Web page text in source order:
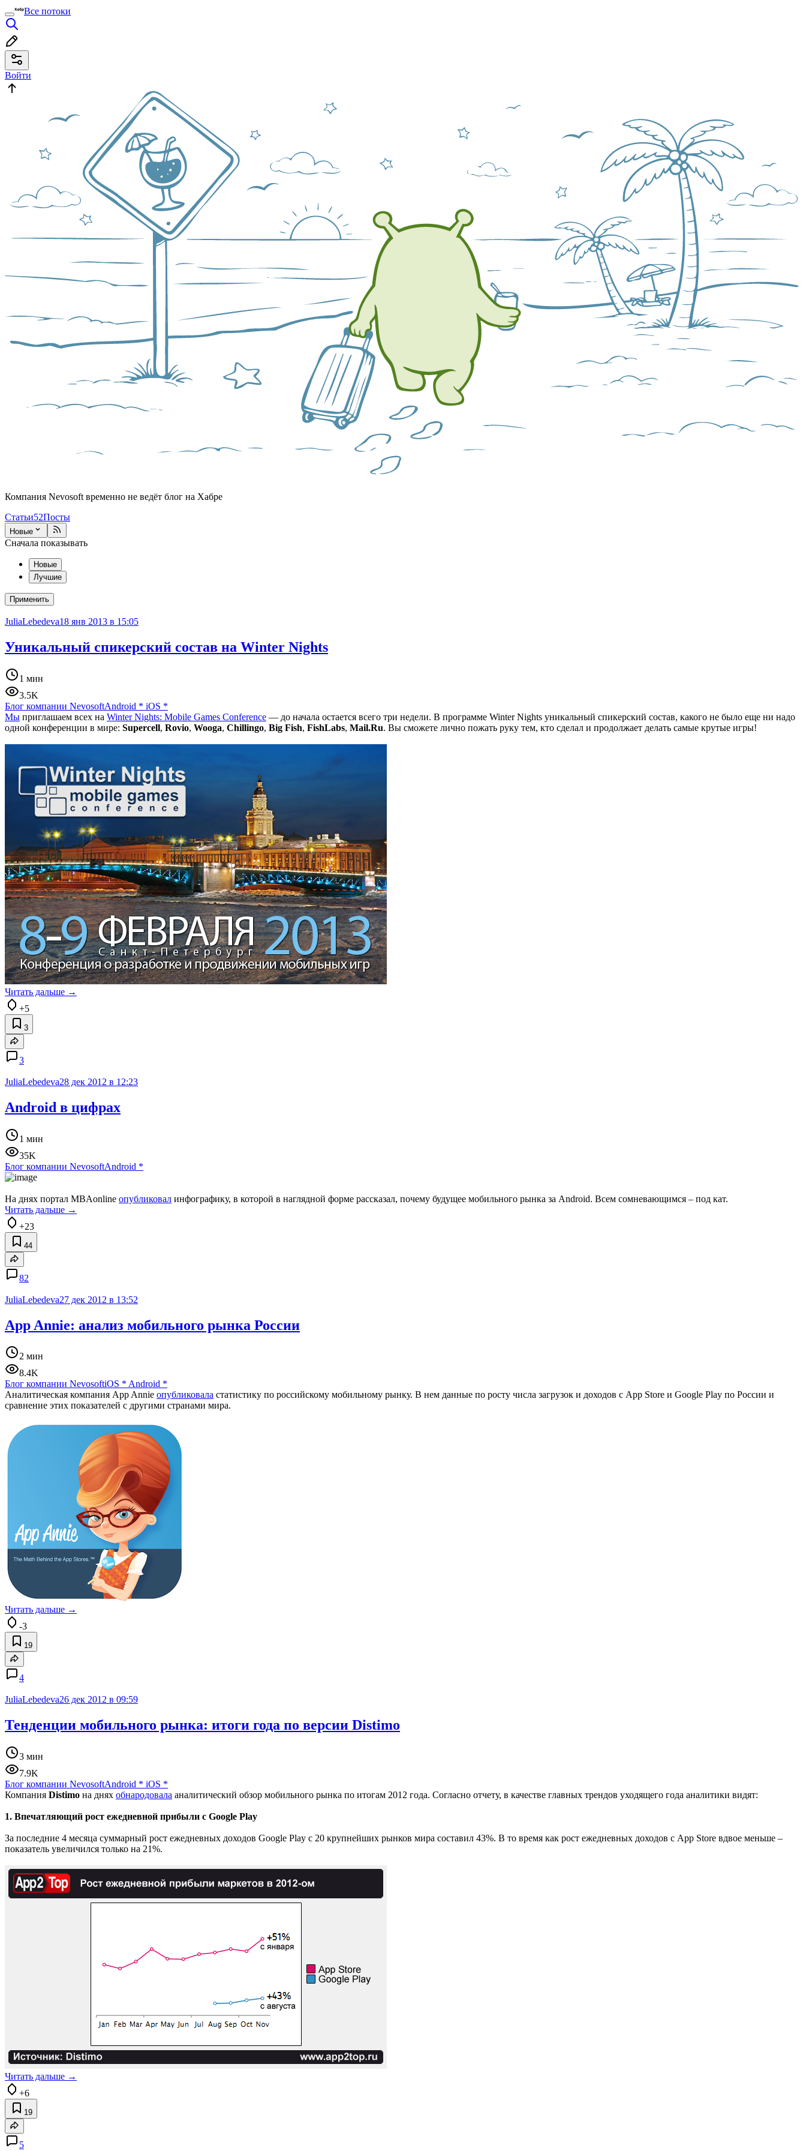
Все потоки
Войти
Компания Nevosoft временно не ведёт блог на Хабре
Статьи52Посты
Новые
Сначала показывать
Новые
Лучшие
Применить
JuliaLebedeva18 янв 2013 в 15:05
Уникальный спикерский состав на Winter Nights
1 мин
3.5K
Блог компании NevosoftAndroid * iOS *
Мы приглашаем всех на Winter Nights: Mobile Games Conference — до начала остается всего три недели. В программе Winter Nights уникальный спикерский состав, какого не было еще ни надо
одной конференции в мире: Supercell, Rovio, Wooga, Chillingo, Big Fish, FishLabs, Mail.Ru. Вы сможете лично пожать руку тем, кто сделал и продолжает делать самые крутые игры!
Читать дальше →
+5
3
3
JuliaLebedeva28 дек 2012 в 12:23
Android в цифрах
1 мин
35K
Блог компании NevosoftAndroid *
На днях портал MBAonline опубликовал инфографику, в которой в наглядной форме рассказал, почему будущее мобильного рынка за Android. Всем сомневающимся – под кат.
Читать дальше →
+23
44
82
JuliaLebedeva27 дек 2012 в 13:52
App Annie: анализ мобильного рынка России
2 мин
8.4K
Блог компании NevosoftiOS * Android *
Аналитическая компания App Annie опубликовала статистику по российскому мобильному рынку. В нем данные по росту числа загрузок и доходов с App Store и Google Play по России и
сравнение этих показателей с другими странами мира.
Читать дальше →
-3
19
4
JuliaLebedeva26 дек 2012 в 09:59
Тенденции мобильного рынка: итоги года по версии Distimo
3 мин
7.9K
Блог компании NevosoftAndroid * iOS *
Компания Distimo на днях обнародовала аналитический обзор мобильного рынка по итогам 2012 года. Согласно отчету, в качестве главных трендов уходящего года аналитики видят:
1. Впечатляющий рост ежедневной прибыли с Google Play
За последние 4 месяца суммарный рост ежедневных доходов Google Play с 20 крупнейших рынков мира составил 43%. В то время как рост ежедневных доходов с App Store вдвое меньше –
показатель увеличился только на 21%.
Читать дальше →
+6
19
5